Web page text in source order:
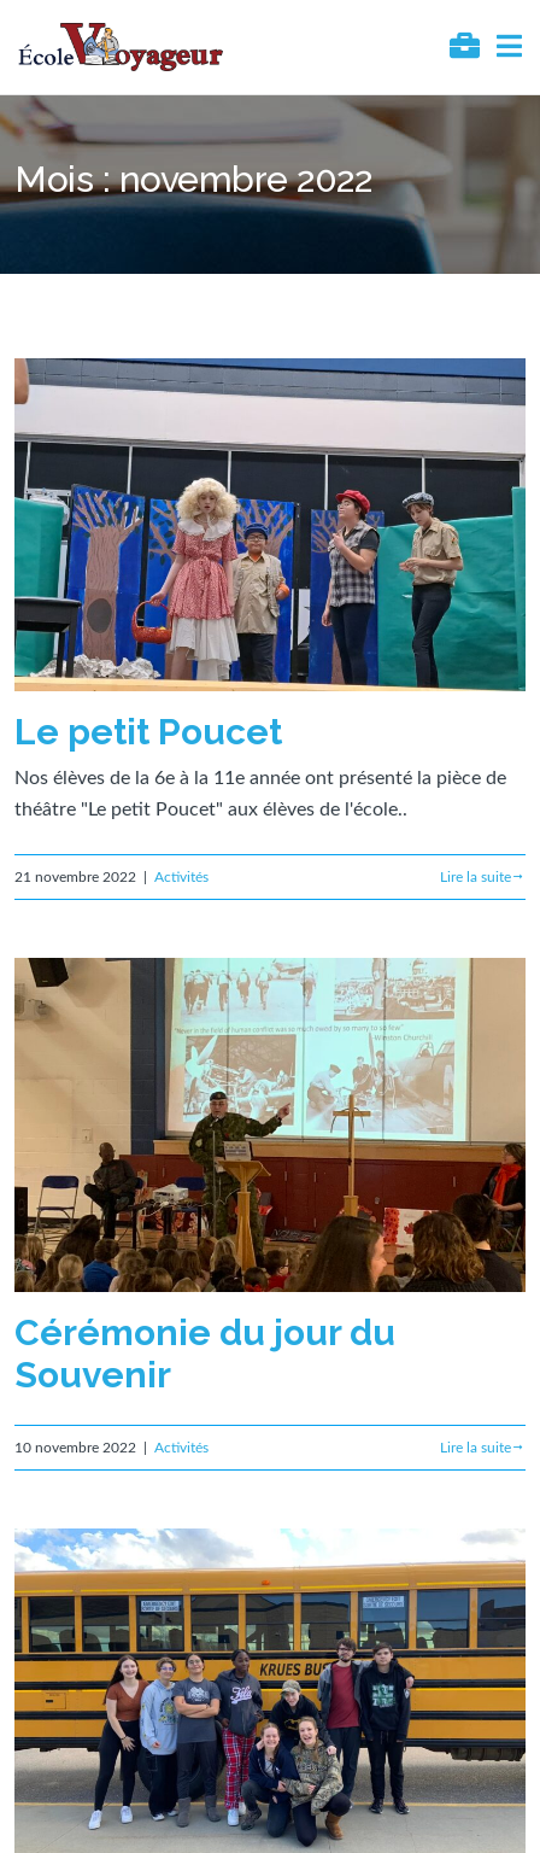
Mois :novembre 2022
Le petit Poucet
Nos élèves de la 6e à la 11e année ont présenté la pièce de
théâtre "Le petit Poucet" aux élèves de l'école..
21 novembre 2022 Activités Lire la suite
Cérémonie du jour du
Souvenir
10 novembre 2022 Activités Lire la suite